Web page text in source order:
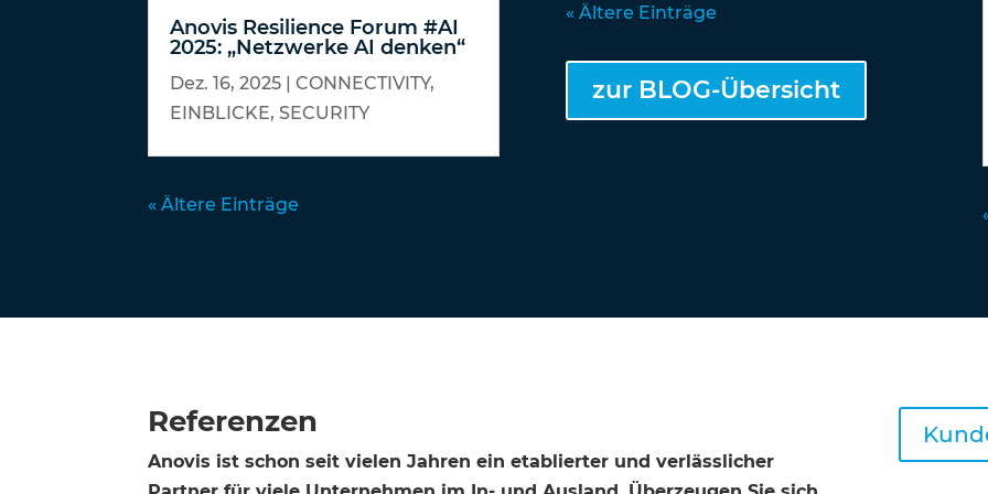
Anovis Resilience Forum #AI
2025: „Netzwerke AI denken“
Dez. 16, 2025 |CONNECTIVITY,
EINBLICKE,SECURITY
« Ältere Einträge
« Ältere Einträge
zur BLOG-Übersicht
Referenzen
Anovis ist schon seit vielen Jahren ein etablierter und verlässlicher